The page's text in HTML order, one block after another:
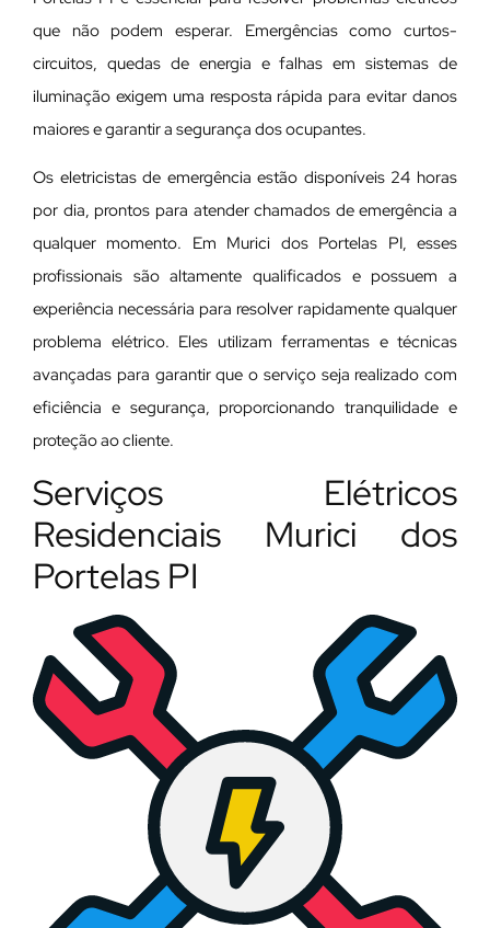
que não podem esperar. Emergências como curtos-
circuitos, quedas de energia e falhas em sistemas de
iluminação exigem uma resposta rápida para evitar danos
maiores e garantir a segurança dos ocupantes.
Os eletricistas de emergência estão disponíveis 24 horas
por dia, prontos para atender chamados de emergência a
qualquer momento. Em Murici dos Portelas PI, esses
profissionais são altamente qualificados e possuem a
experiência necessária para resolver rapidamente qualquer
problema elétrico. Eles utilizam ferramentas e técnicas
avançadas para garantir que o serviço seja realizado com
eficiência e segurança, proporcionando tranquilidade e
proteção ao cliente.
Serviços Elétricos
Residenciais Murici dos
Portelas PI